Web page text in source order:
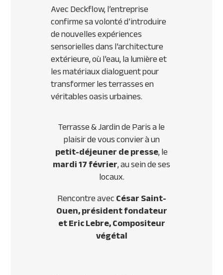
Avec Deckflow, l’entreprise
confirme sa volonté d’introduire
de nouvelles expériences
sensorielles dans l’architecture
extérieure, où l’eau, la lumière et
les matériaux dialoguent pour
transformer les terrasses en
véritables oasis urbaines.
Terrasse & Jardin de Paris a le
plaisir de vous convier à un
petit-déjeuner de presse, le
mardi 17 février, au sein de ses
locaux.
Rencontre avecCésar Saint-
Ouen, président fondateur
et Eric Lebre, Compositeur
végétal